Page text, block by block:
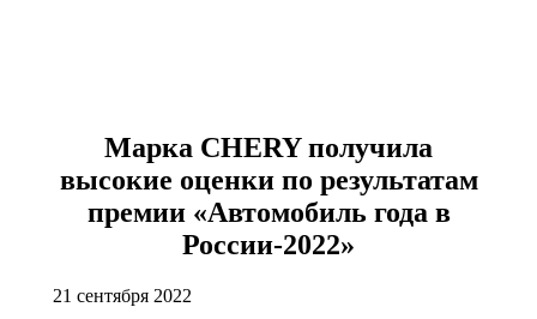
Марка CHERY получила
высокие оценки по результатам
премии «Автомобиль года в
России-2022»
21 сентября 2022